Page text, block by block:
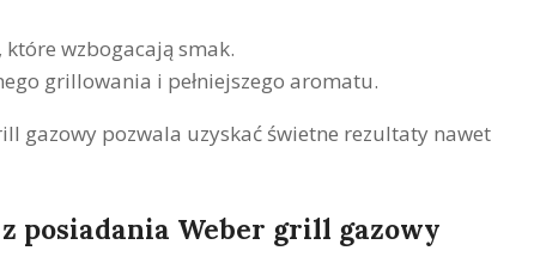
, które wzbogacają smak.
grillowania i pełniejszego aromatu.
gazowy pozwala uzyskać świetne rezultaty nawet
posiadania Weber grill gazowy